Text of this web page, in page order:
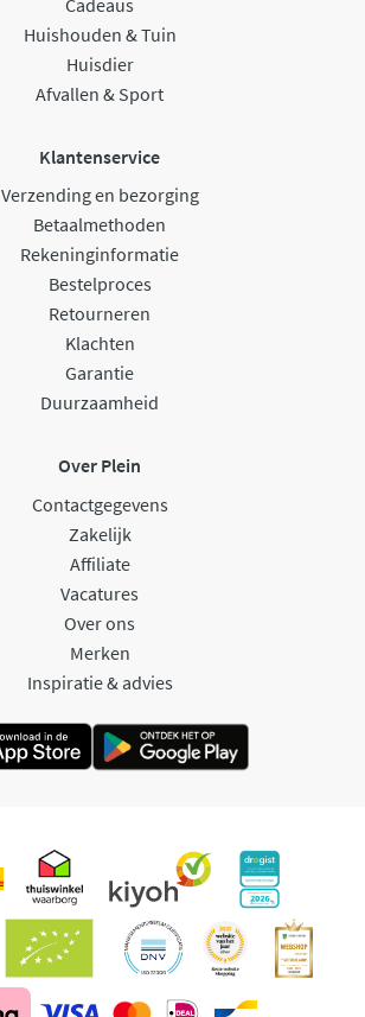
Cadeaus
Huishouden & Tuin
Huisdier
Afvallen & Sport
Klantenservice
Verzending en bezorging
Betaalmethoden
Rekeninginformatie
Bestelproces
Retourneren
Klachten
Garantie
Duurzaamheid
Over Plein
Contactgegevens
Zakelijk
Affiliate
Vacatures
Over ons
Merken
Inspiratie & advies